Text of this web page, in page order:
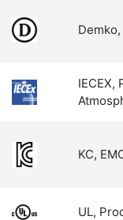
IECEX,
KC,
UL,